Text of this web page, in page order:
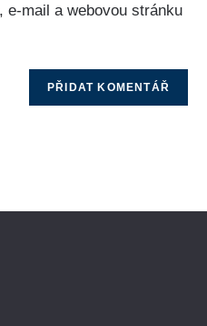
e-mail a webovou stránku